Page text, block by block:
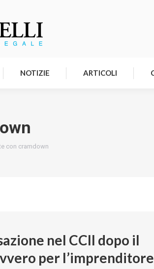
NOTIZIE ARTICOLI
con cramdown
nel CCII dopo il
per
LE ATTIVITÀ